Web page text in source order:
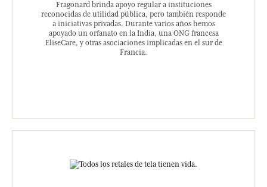
Fragonard brinda apoyo regular a instituciones
reconocidas de utilidad pública, pero también responde
a iniciativas privadas. Durante varios años hemos
apoyado un orfanato en la India, una ONG francesa
EliseCare, y otras asociaciones implicadas en el sur de
Francia.